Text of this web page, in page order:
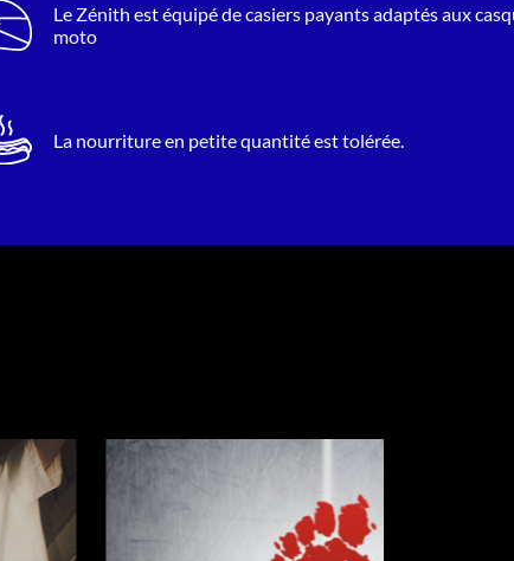
Le Zénith est équipé de casiers payants adaptés aux
moto
La nourriture en petite quantité est tolérée.